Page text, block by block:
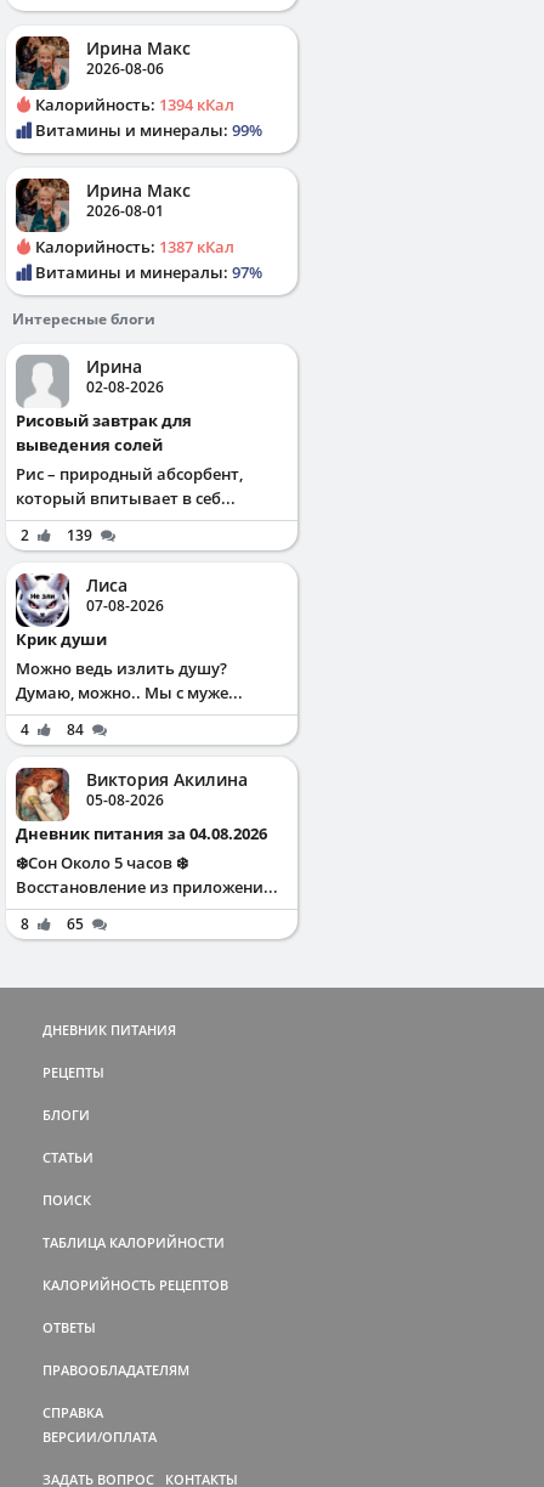
Ирина Макс
2026-08-06
Калорийность: 1394 кКал
Витамины и минералы: 99%
Ирина Макс
2026-08-01
Калорийность: 1387 кКал
Витамины и минералы: 97%
Интересные блоги
Ирина
02-08-2026
Рисовый завтрак для
выведения солей
Рис – природный абсорбент,
который впитывает в себ...
2 139
Лиса
07-08-2026
Крик души
Можно ведь излить душу?
Думаю, можно.. Мы с муже...
4 84
Виктория Акилина
05-08-2026
Дневник питания за 04.08.2026
❄️Сон Около 5 часов ❄️
Восстановление из приложени...
8 65
ДНЕВНИК ПИТАНИЯ
РЕЦЕПТЫ
БЛОГИ
СТАТЬИ
ПОИСК
ТАБЛИЦА КАЛОРИЙНОСТИ
КАЛОРИЙНОСТЬ РЕЦЕПТОВ
ОТВЕТЫ
ПРАВООБЛАДАТЕЛЯМ
СПРАВКА
ВЕРСИИ/ОПЛАТА
ЗАДАТЬ ВОПРОС КОНТАКТЫ